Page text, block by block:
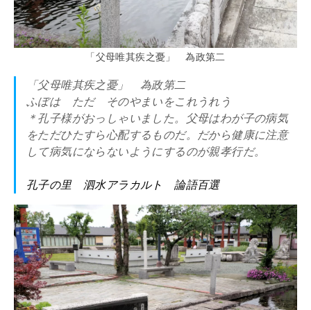
「父母唯其疾之憂」 為政第二
「父母唯其疾之憂」 為政第二
ふぼは ただ そのやまいをこれうれう
＊孔子様がおっしゃいました。父母はわが子の病気
をただひたすら心配するものだ。だから健康に注意
して病気にならないようにするのが親孝行だ。
孔子の里 泗水アラカルト 論語百選